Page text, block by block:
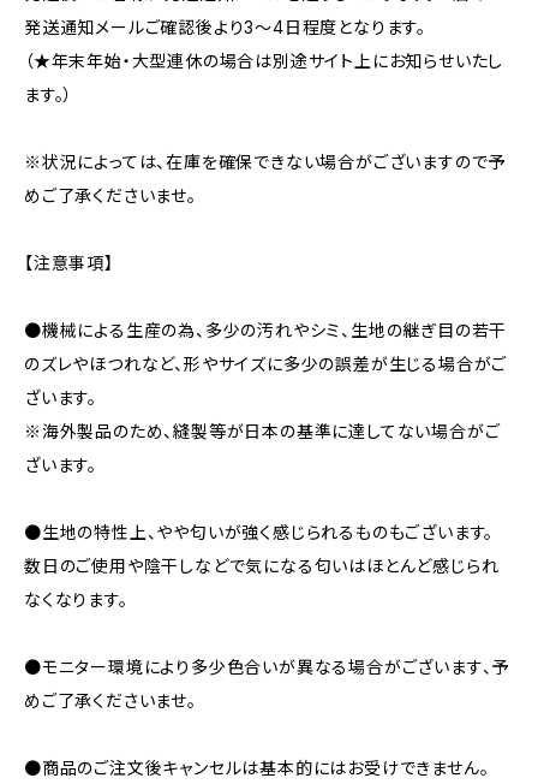
発送通知メールご確認後より3〜4日程度となります。
（★年末年始・大型連休の場合は別途サイト上にお知らせいたし
ます。）
※状況によっては、在庫を確保できない場合がございますので予
めご了承くださいませ。
【注意事項】
●機械による生産の為、多少の汚れやシミ、生地の継ぎ目の若干
のズレやほつれなど、形やサイズに多少の誤差が生じる場合がご
ざいます。
※海外製品のため、縫製等が日本の基準に達してない場合がご
ざいます。
●生地の特性上、やや匂いが強く感じられるものもございます。
数日のご使用や陰干しなどで気になる匂いはほとんど感じられ
なくなります。
●モニター環境により多少色合いが異なる場合がございます、予
めご了承くださいませ。
●商品のご注文後キャンセルは基本的にはお受けできません。